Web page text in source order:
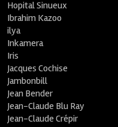
Hopital Sinueux
Ibrahim Kazoo
ilya
Inkamera
Iris
Jacques Cochise
Jambonbill
Jean Bender
Jean-Claude Blu Ray
Jean-Claude Crépir